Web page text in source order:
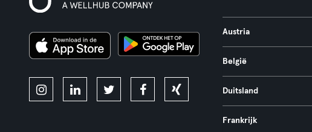
Austria
België
Duitsland
Frankrijk